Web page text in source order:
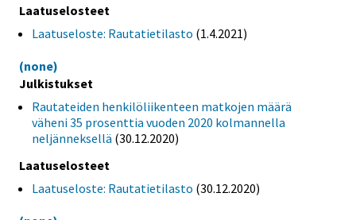
Laatuselosteet
Laatuseloste: Rautatietilasto (1.4.2021)
(none)
Julkistukset
Rautateiden henkilöliikenteen matkojen määrä
väheni 35 prosenttia vuoden 2020 kolmannella
neljänneksellä (30.12.2020)
Laatuselosteet
Laatuseloste: Rautatietilasto (30.12.2020)